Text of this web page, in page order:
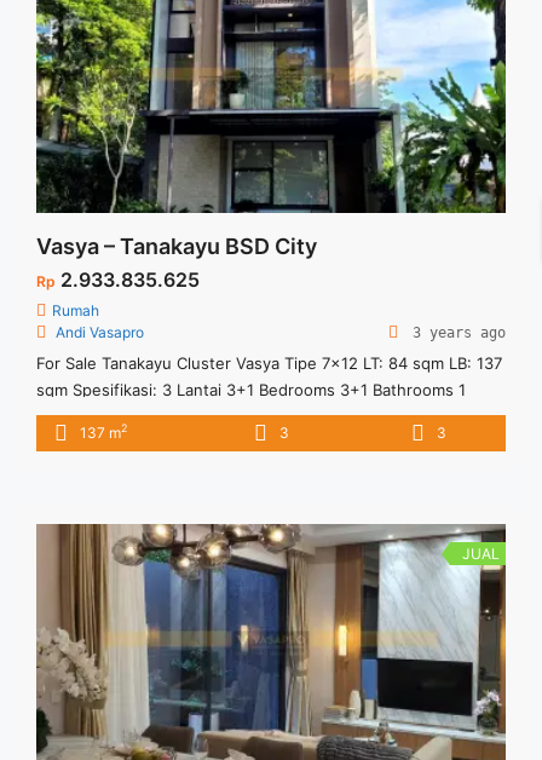
Vasya – Tanakayu BSD City
Rp 2.933.835.625
Rumah
Andi Vasapro
3 years ago
For Sale Tanakayu Cluster Vasya Tipe 7×12 LT: 84 sqm LB: 137
sqm Spesifikasi: 3 Lantai 3+1 Bedrooms 3+1 Bathrooms 1
Multipurpose Room 2 Carport Rooftop Area Fully furnished /
Semi furnished + Voucher untuk Elektronik Samsung Fasilitas:
title="Vasya – Tanakayu BSD City" class="read-more"
href="https://vasapro.com/property/vasya-tanakayu-bsd-
city/" aria-label="Read more about Vasya – Tanakayu BSD
City">Read more</a>
137 m2 3 3
JUAL